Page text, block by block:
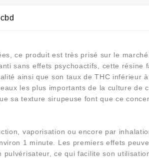
ce produit est très prisé sur le
sans effets psychoactifs, cette résine
ainsi que son taux de THC inférieur
les plus importants de la culture de
sa texture sirupeuse font que ce
vaporisation ou encore par
1 minute. Les premiers effets
ce qui facilite son